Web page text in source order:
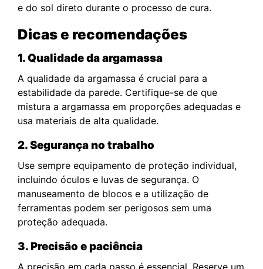
e do sol direto durante o processo de cura.
Dicas e recomendações
1. Qualidade da argamassa
A qualidade da argamassa é crucial para a
estabilidade da parede. Certifique-se de que
mistura a argamassa em proporções adequadas e
usa materiais de alta qualidade.
2. Segurança no trabalho
Use sempre equipamento de proteção individual,
incluindo óculos e luvas de segurança. O
manuseamento de blocos e a utilização de
ferramentas podem ser perigosos sem uma
proteção adequada.
3. Precisão e paciência
A precisão em cada passo é essencial. Reserve um